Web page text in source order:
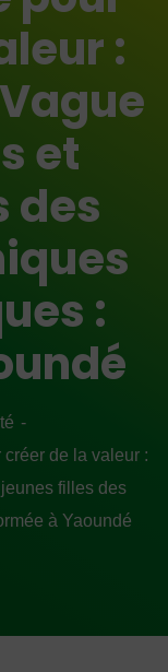
:
et
des
:
de la valeur :
filles des
à Yaoundé